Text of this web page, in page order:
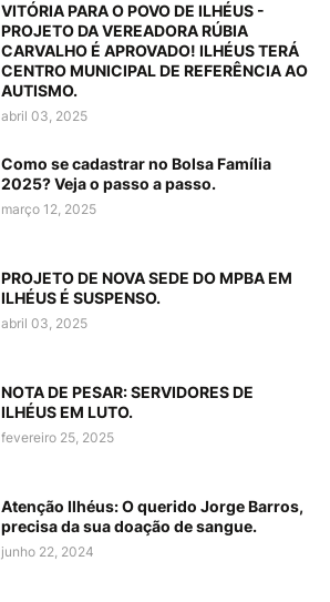
VITÓRIA PARA O POVO DE ILHÉUS -
PROJETO DA VEREADORA RÚBIA
CARVALHO É APROVADO! ILHÉUS TERÁ
CENTRO MUNICIPAL DE REFERÊNCIA AO
AUTISMO.
abril 03, 2025
Como se cadastrar no Bolsa Família
2025? Veja o passo a passo.
março 12, 2025
PROJETO DE NOVA SEDE DO MPBA EM
ILHÉUS É SUSPENSO.
abril 03, 2025
NOTA DE PESAR: SERVIDORES DE
ILHÉUS EM LUTO.
fevereiro 25, 2025
Atenção Ilhéus: O querido Jorge Barros,
precisa da sua doação de sangue.
junho 22, 2024